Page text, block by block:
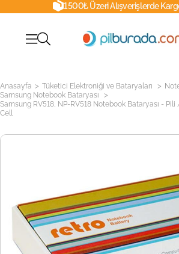
1500₺ Üzeri Alışverişlerde
Anasayfa > Tüketici Elektroniği ve Bataryaları >
Samsung Notebook Bataryası >
Samsung RV518, NP-RV518 Notebook Bataryası -
Cell